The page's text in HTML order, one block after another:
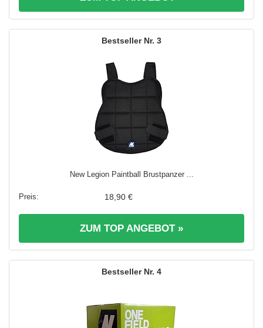
3
New Legion Paintball Brustpanzer ...
18,90 €
ZUM TOP ANGEBOT »
4